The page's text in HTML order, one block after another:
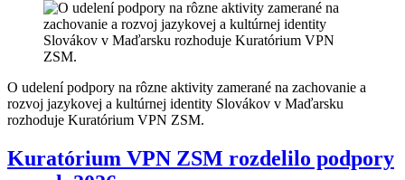
O udelení podpory na rôzne aktivity zamerané na zachovanie a
rozvoj jazykovej a kultúrnej identity Slovákov v Maďarsku
rozhoduje Kuratórium VPN ZSM.
Kuratórium VPN ZSM rozdelilo podpory